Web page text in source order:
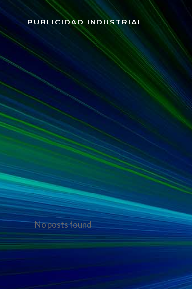
Saltar
al
contenido
PUBLICIDAD INDUSTRIAL
No posts found